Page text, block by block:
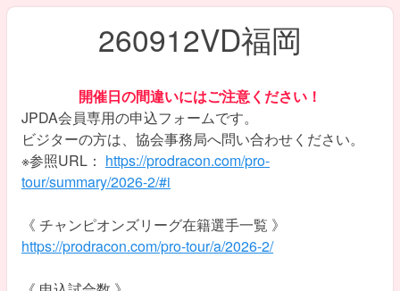
260912VD福岡
開催日の間違いにはご注意ください！
JPDA会員専用の申込フォームです。
ビジターの方は、協会事務局へ問い合わせください。
※参照URL： https://prodracon.com/pro-
tour/summary/2026-2/#i
《 チャンピオンズリーグ在籍選手一覧 》
https://prodracon.com/pro-tour/a/2026-2/